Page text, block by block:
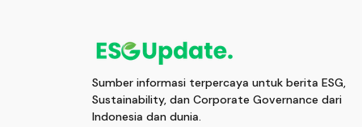
Sumber informasi terpercaya untuk berita ESG,
Sustainability, dan Corporate Governance dari
Indonesia dan dunia.